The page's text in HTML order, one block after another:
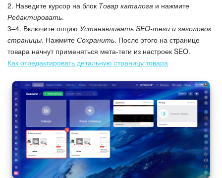
2. Наведите курсор на блок Товар каталога и нажмите
Редактировать.
3–4. Включите опцию Устанавливать SEO-теги и заголовок
страницы. Нажмите Сохранить. После этого на странице
товара начнут применяться мета-теги из настроек SEO.
Как отредактировать детальную страницу товара